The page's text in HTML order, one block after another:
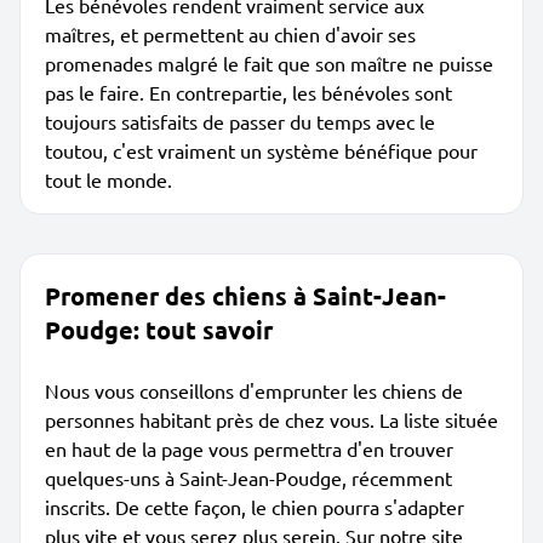
Les bénévoles rendent vraiment service aux
maîtres, et permettent au chien d'avoir ses
promenades malgré le fait que son maître ne puisse
pas le faire. En contrepartie, les bénévoles sont
toujours satisfaits de passer du temps avec le
toutou, c'est vraiment un système bénéfique pour
tout le monde.
Promener des chiens à Saint-Jean-
Poudge: tout savoir
Nous vous conseillons d'emprunter les chiens de
personnes habitant près de chez vous. La liste située
en haut de la page vous permettra d'en trouver
quelques-uns à Saint-Jean-Poudge, récemment
inscrits. De cette façon, le chien pourra s'adapter
plus vite et vous serez plus serein. Sur notre site